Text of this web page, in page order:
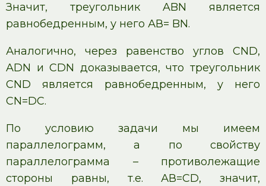
Значит, треугольник ABN является
равнобедренным, у него АВ= BN.
Аналогично, через равенство углов CND,
ADN и CDN доказывается, что треугольник
CND является равнобедренным, у него
CN=DC.
По условию задачи мы имеем
параллелограмм, а по свойству
параллелограмма – противолежащие
стороны равны, т.е. АВ=СD, значит,